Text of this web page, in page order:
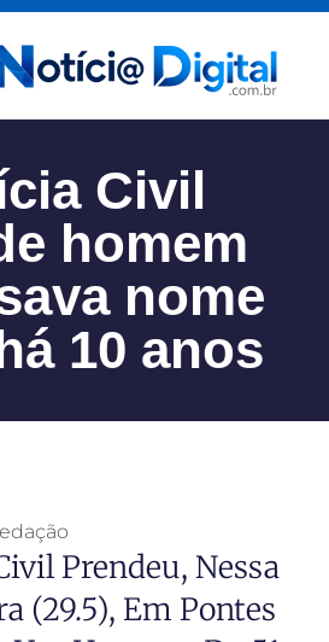
Civil
homem
nome
10 anos
Prendeu, Nessa
(29.5), Em Pontes